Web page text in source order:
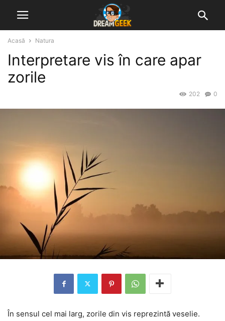
Acasă Natura
Interpretare vis în care apar
zorile
0
202
În sensul cel mai larg, zorile din vis reprezintă veselie.